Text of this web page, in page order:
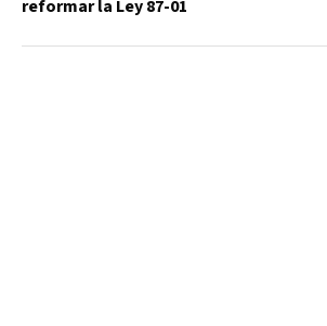
reformar la Ley 87-01